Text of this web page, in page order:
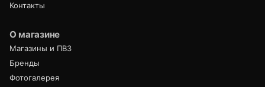
Контакты
О магазине
Магазины и ПВЗ
Бренды
Фотогалерея